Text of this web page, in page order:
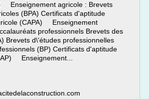
Enseignement agricole : Brevets
(BPA) Certificats d'aptitude
(CAPA) Enseignement
professionnels Brevets des
Brevets d\'études professionnelles
(BP) Certificats d'aptitude
Enseignement...